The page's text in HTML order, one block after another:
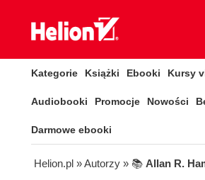
Kategorie Książki Ebooki Kursy
Audiobooki Promocje Nowości
Darmowe ebooki
Helion.pl » Autorzy » 📚 Allan R.